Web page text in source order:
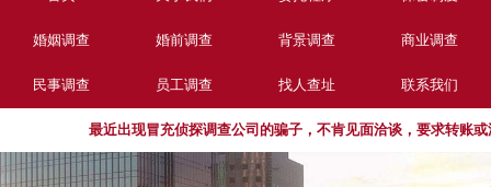
婚姻调查 婚前调查 背景调查 商业调查
民事调查 员工调查 找人查址 联系我们
最近出现冒充侦探调查公司的骗子，不肯见面洽谈，要求转账或汇